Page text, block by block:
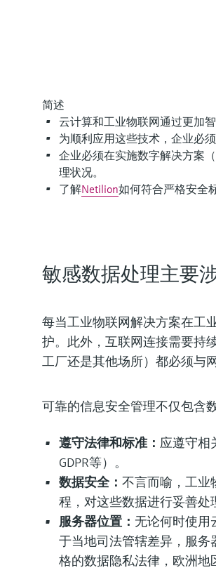
简述
云计算和工业物联网通过更加
为顺利应用这些技术，企业必
企业必须在实施数字解决方案
理状况。
了解Netilion如何符合严格安全
敏感数据处理主要
每当工业物联网解决方案在工
护。此外，互联网连接需要持
工厂还是其他场所）都必须与
可靠的信息安全管理不仅包含
遵守法律和标准： 应遵守相
GDPR等）。
数据安全： 不言而喻，工业
程，对这些数据进行妥善处
服务器位置： 无论何时使用
于当地司法管辖差异，服
格的数据隐私法律，欧洲地